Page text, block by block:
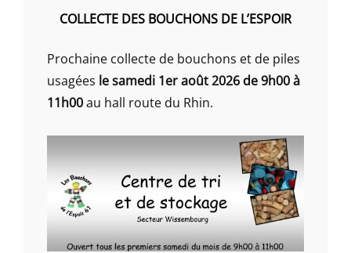
COLLECTE DES BOUCHONS DE L’ESPOIR
Prochaine collecte de bouchons et de piles
usagées le samedi 1er août 2026 de 9h00 à
11h00au hall route du Rhin.